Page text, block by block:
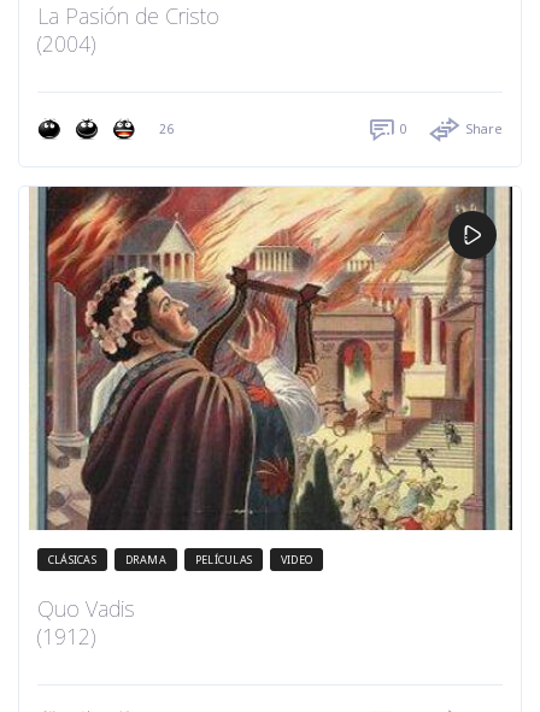
La Pasión de Cristo
(2004)
26 0 Share
CLÁSICAS DRAMA PELÍCULAS VIDEO
Quo Vadis
(1912)